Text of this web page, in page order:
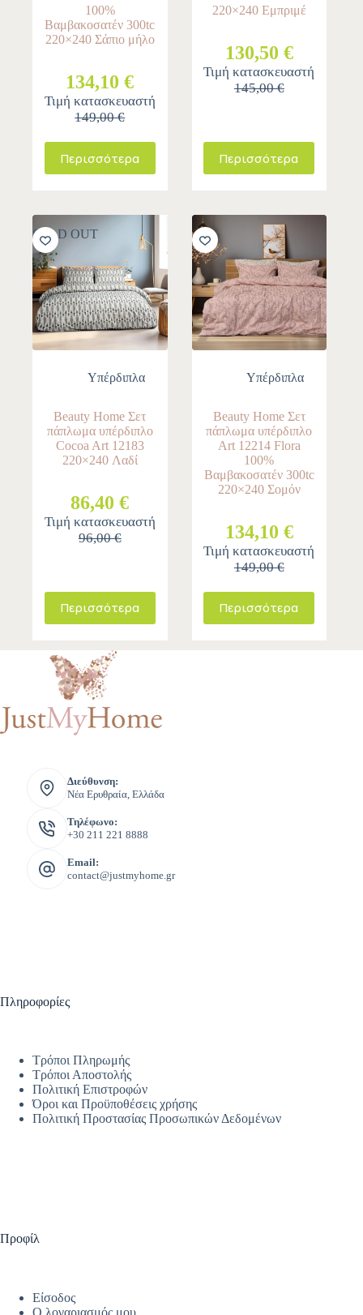
100%
Βαμβακοσατέν 300tc
220×240 Σάπιο μήλο
134,10 €
Τιμή κατασκευαστή
149,00 €
Περισσότερα
220×240 Εμπριμέ
130,50 €
Τιμή κατασκευαστή
145,00 €
Περισσότερα
SOLD OUT
Υπέρδιπλα
Beauty Home Σετ
πάπλωμα υπέρδιπλο
Cocoa Art 12183
220×240 Λαδί
86,40 €
Τιμή κατασκευαστή
96,00 €
Περισσότερα
-10%
Υπέρδιπλα
Beauty Home Σετ
πάπλωμα υπέρδιπλο
Art 12214 Flora
100%
Βαμβακοσατέν 300tc
220×240 Σομόν
134,10 €
Τιμή κατασκευαστή
149,00 €
Περισσότερα
Διεύθυνση:
Νέα Ερυθραία, Ελλάδα
Τηλέφωνο:
+30 211 221 8888
Email:
contact@justmyhome.gr
Πληροφορίες
Τρόποι Πληρωμής
Τρόποι Αποστολής
Πολιτική Επιστροφών
Όροι και Προϋποθέσεις χρήσης
Πολιτική Προστασίας Προσωπικών Δεδομένων
Προφίλ
Είσοδος